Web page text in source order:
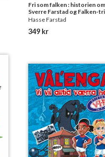
Fri som falken : historien om
Sverre Farstad og Falken-
Hasse Farstad
349 kr